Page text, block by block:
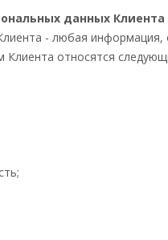
данных Клиента
- любая информация,
Клиента относятся